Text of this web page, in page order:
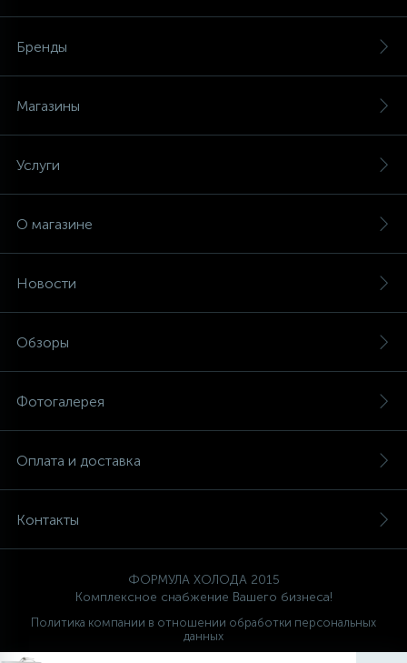
Бренды
Магазины
Услуги
О магазине
Новости
Обзоры
Фотогалерея
Оплата и доставка
Контакты
ФОРМУЛА ХОЛОДА 2015
Комплексное снабжение Вашего бизнеса!
Политика компании в отношении обработки персональных
данных